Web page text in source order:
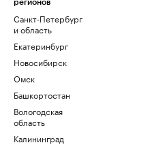
регионов
Санкт-Петербург
и область
Екатеринбург
Новосибирск
Омск
Башкортостан
Вологодская
область
Калининград